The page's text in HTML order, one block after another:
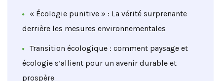
« Écologie punitive » : La vérité surprenante
derrière les mesures environnementales
Transition écologique : comment paysage et
écologie s’allient pour un avenir durable et
prospère